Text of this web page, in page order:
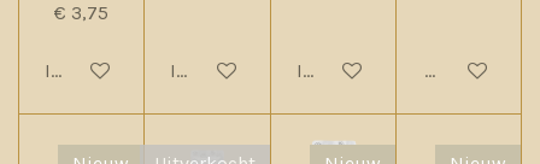
€ 3,75
In winkelwagenIn winkelwagenIn winkelwagenHoud mij op